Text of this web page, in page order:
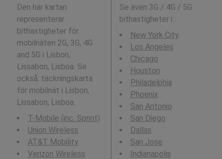
Den här kartan
representerar
bithastigheter för
mobilnäten 2G, 3G, 4G
and 5G i Lisbon,
Lissabon, Lisboa. Se
också: täckningskarta
för mobilnät i Lisbon,
Lissabon, Lisboa.
T-Mobile (inc. Sprint)
Union Wireless
AT&T Mobility
Verizon Wireless
Se även 3G / 4G / 5G
bithastigheter i :
New York City
Los Angeles
Chicago
Houston
Philadelphia
Phoenix
San Antonio
San Diego
Dallas
San Jose
Indianapolis